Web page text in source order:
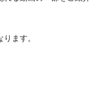
ます。